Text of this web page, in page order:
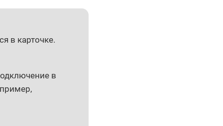
в карточке.
в